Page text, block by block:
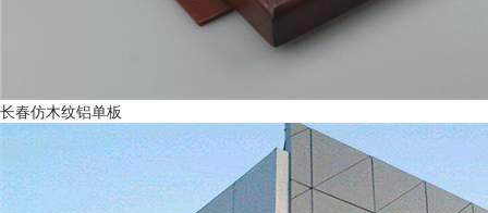
长春仿木纹铝单板